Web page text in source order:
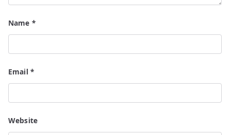
Name *
Email *
Website